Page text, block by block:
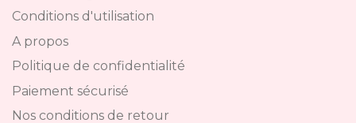
Conditions d'utilisation
A propos
Politique de confidentialité
Paiement sécurisé
Nos conditions de retour